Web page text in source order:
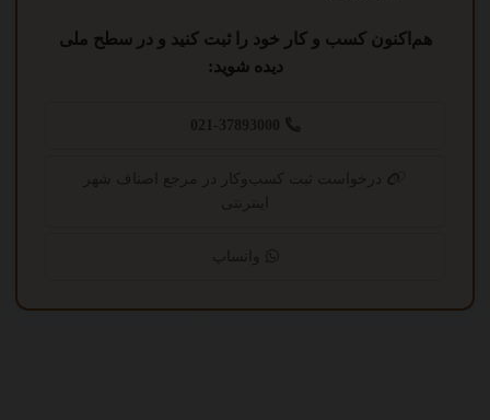
هم‌اکنون کسب و کار خود را ثبت کنید و در سطح ملی
دیده شوید: